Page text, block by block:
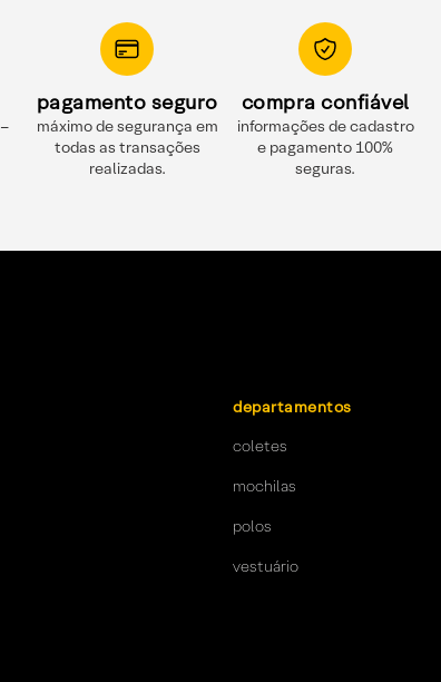
pagamento seguro
máximo de segurança em
todas as transações
realizadas.
compra confiável
informações de cadastro
e pagamento 100%
seguras.
departamentos
coletes
mochilas
polos
vestuário